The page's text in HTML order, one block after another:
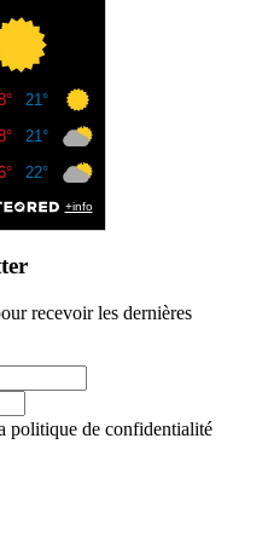
recevoir les dernières
politique de confidentialité